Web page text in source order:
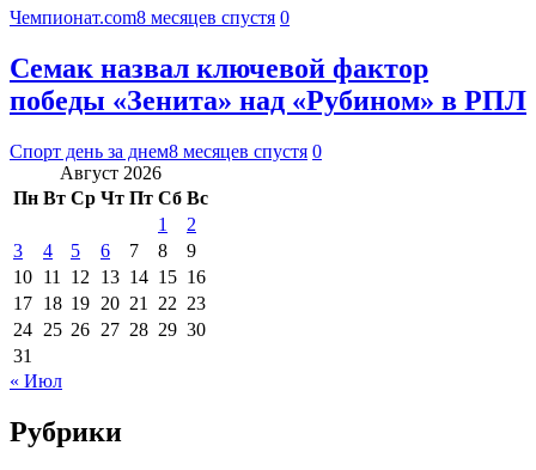
Чемпионат.com8 месяцев спустя 0
Семак назвал ключевой фактор
победы «Зенита» над «Рубином» в РПЛ
Спорт день за днем8 месяцев спустя 0
Август 2026
Пн Вт Ср Чт Пт Сб Вс
1
2
3
4 5 6 7 8
9
10 11 12 13 14 15 16
17 18 19 20 21 22 23
24 25 26 27 28 29 30
31
« Июл
Рубрики